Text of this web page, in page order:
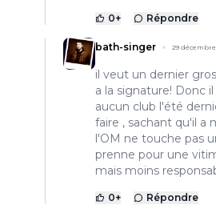
0+ Répondre
bath-singer 29 décembre
il veut un dernier
a la signature! Donc
aucun club l'été
faire , sachant qu'il a
l'OM ne touche pas
prenne pour une
mais moins
0+ Répondre